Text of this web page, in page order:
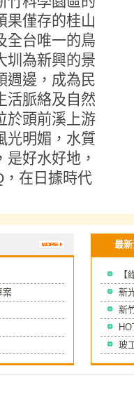
果僅存的桂山
全台唯一的鳥
圳為新興的景
週邊，成為民
活脈絡及自然
於頭前溪上游
光明媚，水質
好水好地，
在日據時代
案
最
新
新
玻